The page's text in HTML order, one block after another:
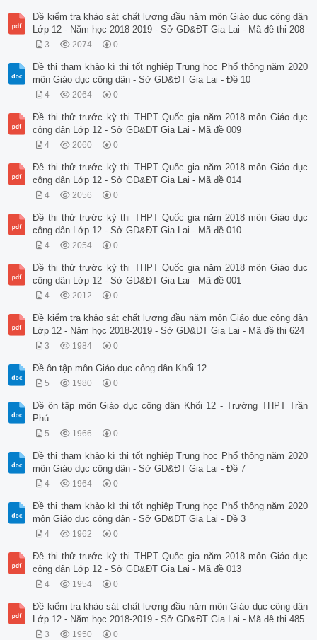
Đề kiểm tra khảo sát chất lượng đầu năm môn Giáo dục công dân
Lớp 12 - Năm học 2018-2019 - Sở GD&ĐT Gia Lai - Mã đề thi 208
3 2074 0
Đề thi tham khảo kì thi tốt nghiệp Trung học Phổ thông năm 2020
môn Giáo dục công dân - Sở GD&ĐT Gia Lai - Đề 10
4 2064 0
Đề thi thử trước kỳ thi THPT Quốc gia năm 2018 môn Giáo dục
công dân Lớp 12 - Sở GD&ĐT Gia Lai - Mã đề 009
4 2060 0
Đề thi thử trước kỳ thi THPT Quốc gia năm 2018 môn Giáo dục
công dân Lớp 12 - Sở GD&ĐT Gia Lai - Mã đề 014
4 2056 0
Đề thi thử trước kỳ thi THPT Quốc gia năm 2018 môn Giáo dục
công dân Lớp 12 - Sở GD&ĐT Gia Lai - Mã đề 010
4 2054 0
Đề thi thử trước kỳ thi THPT Quốc gia năm 2018 môn Giáo dục
công dân Lớp 12 - Sở GD&ĐT Gia Lai - Mã đề 001
4 2012 0
Đề kiểm tra khảo sát chất lượng đầu năm môn Giáo dục công dân
Lớp 12 - Năm học 2018-2019 - Sở GD&ĐT Gia Lai - Mã đề thi 624
3 1984 0
Đề ôn tập môn Giáo dục công dân Khối 12
5 1980 0
Đề ôn tập môn Giáo dục công dân Khối 12 - Trường THPT Trần
Phú
5 1966 0
Đề thi tham khảo kì thi tốt nghiệp Trung học Phổ thông năm 2020
môn Giáo dục công dân - Sở GD&ĐT Gia Lai - Đề 7
4 1964 0
Đề thi tham khảo kì thi tốt nghiệp Trung học Phổ thông năm 2020
môn Giáo dục công dân - Sở GD&ĐT Gia Lai - Đề 3
4 1962 0
Đề thi thử trước kỳ thi THPT Quốc gia năm 2018 môn Giáo dục
công dân Lớp 12 - Sở GD&ĐT Gia Lai - Mã đề 013
4 1954 0
Đề kiểm tra khảo sát chất lượng đầu năm môn Giáo dục công dân
Lớp 12 - Năm học 2018-2019 - Sở GD&ĐT Gia Lai - Mã đề thi 485
3 1950 0